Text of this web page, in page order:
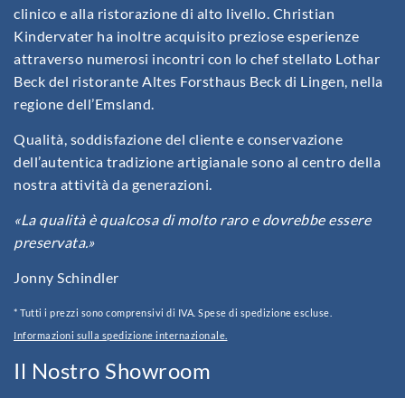
clinico e alla ristorazione di alto livello. Christian
Kindervater ha inoltre acquisito preziose esperienze
attraverso numerosi incontri con lo chef stellato Lothar
Beck del ristorante Altes Forsthaus Beck di Lingen, nella
regione dell’Emsland.
Qualità, soddisfazione del cliente e conservazione
dell’autentica tradizione artigianale sono al centro della
nostra attività da generazioni.
«La qualità è qualcosa di molto raro e dovrebbe essere
preservata.»
Jonny Schindler
* Tutti i prezzi sono comprensivi di IVA. Spese di spedizione escluse.
Informazioni sulla spedizione internazionale.
Il Nostro Showroom